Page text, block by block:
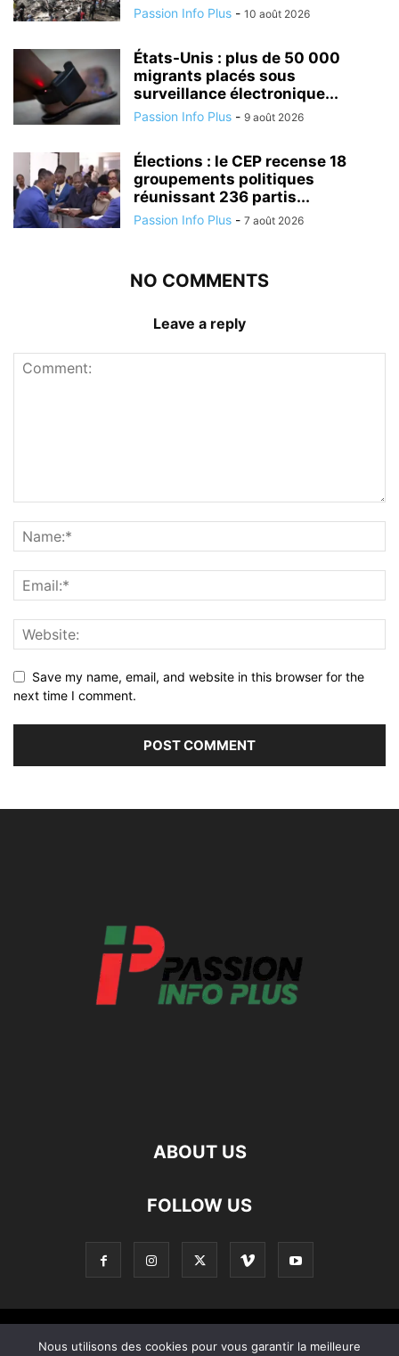
Passion Info Plus - 10 août 2026
États-Unis : plus de 50 000
migrants placés sous
surveillance électronique...
Passion Info Plus - 9 août 2026
Élections : le CEP recense 18
groupements politiques
réunissant 236 partis...
Passion Info Plus - 7 août 2026
NO COMMENTS
Leave a reply
Save my name, email, and website in this browser for the
next time I comment.
ABOUT US
FOLLOW US
Nous utilisons des cookies pour vous garantir la meilleure